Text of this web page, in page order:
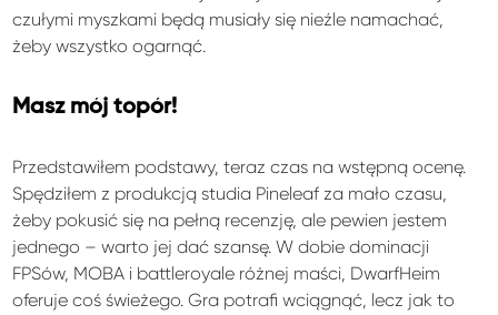
czułymi myszkami będą musiały się nieźle namachać,
żeby wszystko ogarnąć.
Masz mój topór!
Przedstawiłem podstawy, teraz czas na wstępną ocenę.
Spędziłem z produkcją studia Pineleaf za mało czasu,
żeby pokusić się na pełną recenzję, ale pewien jestem
jednego – warto jej dać szansę. W dobie dominacji
FPSów, MOBA i battleroyale różnej maści, DwarfHeim
oferuje coś świeżego. Gra potrafi wciągnąć, lecz jak to